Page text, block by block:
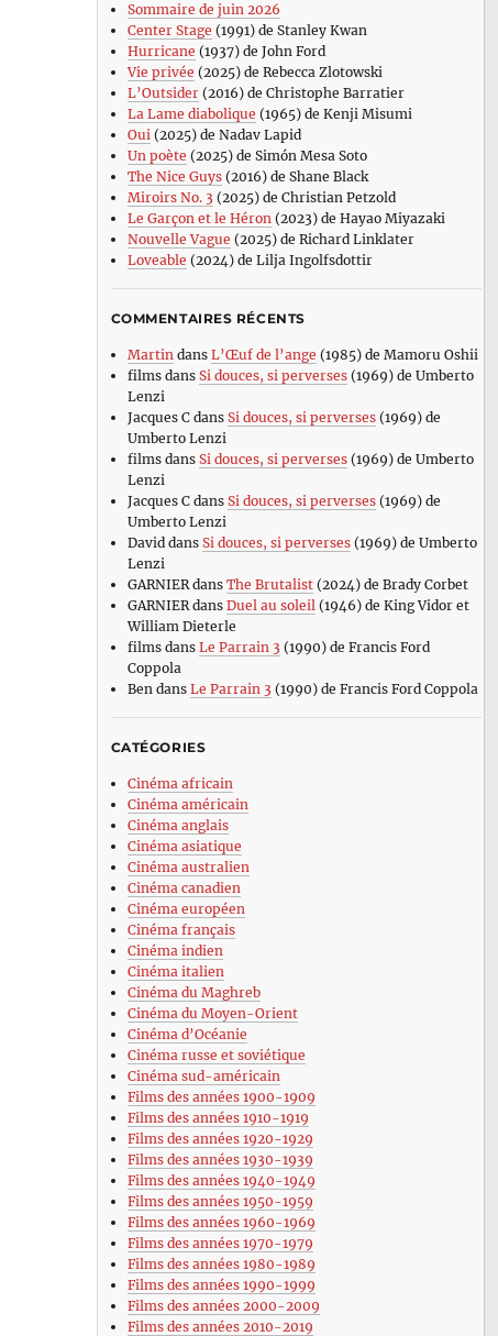
Sommaire de juin 2026
Center Stage (1991) de Stanley Kwan
Hurricane (1937) de John Ford
Vie privée (2025) de Rebecca Zlotowski
L’Outsider(2016) de Christophe Barratier
La Lame diabolique (1965) de Kenji Misumi
Oui(2025) de Nadav Lapid
Un poète (2025) de Simón Mesa Soto
The Nice Guys(2016) de Shane Black
Miroirs No. 3 (2025) de Christian Petzold
Le Garçon et le Héron(2023) de Hayao Miyazaki
Nouvelle Vague (2025) de Richard Linklater
Loveable (2024) de Lilja Ingolfsdottir
COMMENTAIRES RÉCENTS
Martin dans L’Œuf de l’ange (1985) de Mamoru Oshii
filmsdans Si douces, si perverses(1969) de Umberto
Lenzi
Jacques Cdans Si douces, si perverses(1969) de
Umberto Lenzi
filmsdans Si douces, si perverses(1969) de Umberto
Lenzi
Jacques Cdans Si douces, si perverses(1969) de
Umberto Lenzi
David dans Si douces, si perverses(1969) de Umberto
Lenzi
GARNIERdans The Brutalist(2024) de Brady Corbet
GARNIERdans Duel au soleil (1946) de King Vidor et
William Dieterle
filmsdans Le Parrain 3 (1990) de Francis Ford
Coppola
Ben dans Le Parrain 3 (1990) de Francis Ford Coppola
CATÉGORIES
Cinéma africain
Cinéma américain
Cinéma anglais
Cinéma asiatique
Cinéma australien
Cinéma canadien
Cinéma européen
Cinéma français
Cinéma indien
Cinéma italien
Cinéma du Maghreb
Cinéma du Moyen-Orient
Cinéma d’Océanie
Cinéma russe et soviétique
Cinéma sud-américain
Films des années 1900-1909
Films des années 1910-1919
Films des années 1920-1929
Films des années 1930-1939
Films des années 1940-1949
Films des années 1950-1959
Films des années 1960-1969
Films des années 1970-1979
Films des années 1980-1989
Films des années 1990-1999
Films des années 2000-2009
Films des années 2010-2019